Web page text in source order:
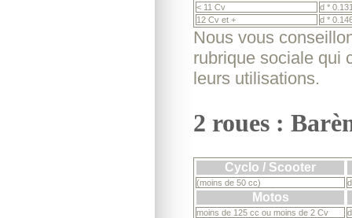
< 11 Cv
d *
12 Cv et +
d *
Nous vous
rubrique sociale qui
leurs utilisations.
2 roues :
Cyclo / Scooter
(moins de 50 cc)
Motos
moins de 125 cc ou moins de 2 Cv